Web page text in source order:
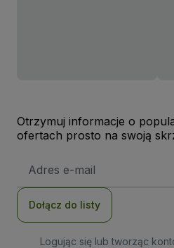
Otrzymuj informacje o
ofertach prosto na swoją
e-
Dołącz do listy
Logując się lub tworząc